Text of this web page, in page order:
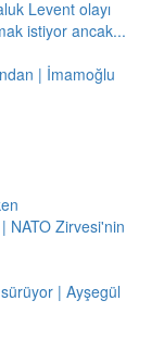
Levent olayı
istiyor ancak...
| İmamoğlu
NATO Zirvesi'nin
| Ayşegül